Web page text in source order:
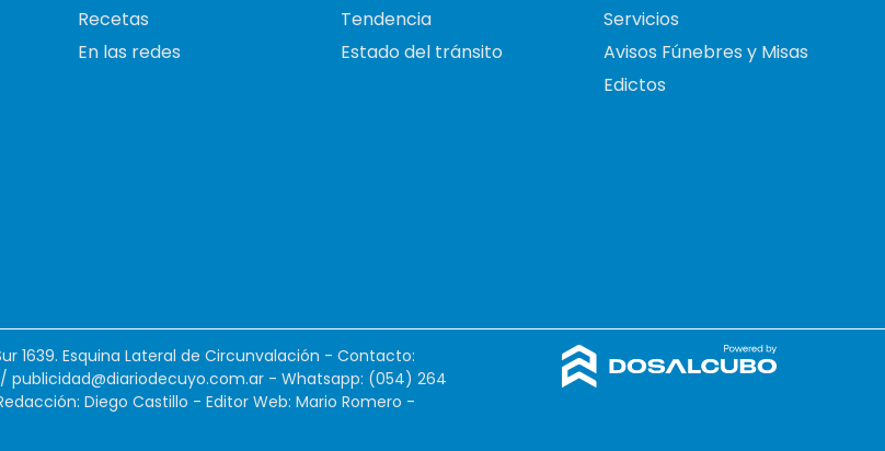
Recetas
En las redes
Tendencia
Estado del tránsito
Servicios
Avisos Fúnebres y Misas
Edictos
1639. Esquina Lateral de Circunvalación - Contacto:
/ publicidad@diariodecuyo.com.ar - Whatsapp: (054) 264
Diego Castillo - Editor Web: Mario Romero -